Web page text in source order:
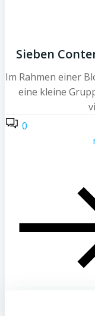
Sieben
Im Rahmen einer
eine kleine
0